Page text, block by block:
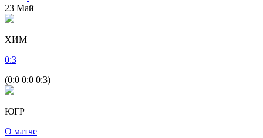
23 Май
ХИМ
0:3
(0:0 0:0 0:3)
ЮГР
О матче